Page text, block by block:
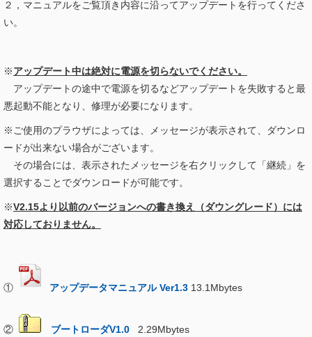
２，マニュアルをご覧頂き内容に沿ってアップデートを行ってくださ
い。
※アップデート中は絶対に電源を切らないでください。
アップデートの途中で電源を切るなどアップデートを失敗すると最
悪起動不能となり、修理が必要になります。
※ご使用のプラウザによっては、メッセージが表示されて、ダウンロ
ードが出来ない場合がございます。
その場合には、表示されたメッセージを右クリックして「継続」を
選択することでダウンロードが可能です。
※V2.15より以前のバージョンへの書き換え（ダウングレード）には
対応しておりません。
① アップデータマニュアル Ver1.3 13.1Mbytes
② ブートローダV1.0 2.29Mbytes